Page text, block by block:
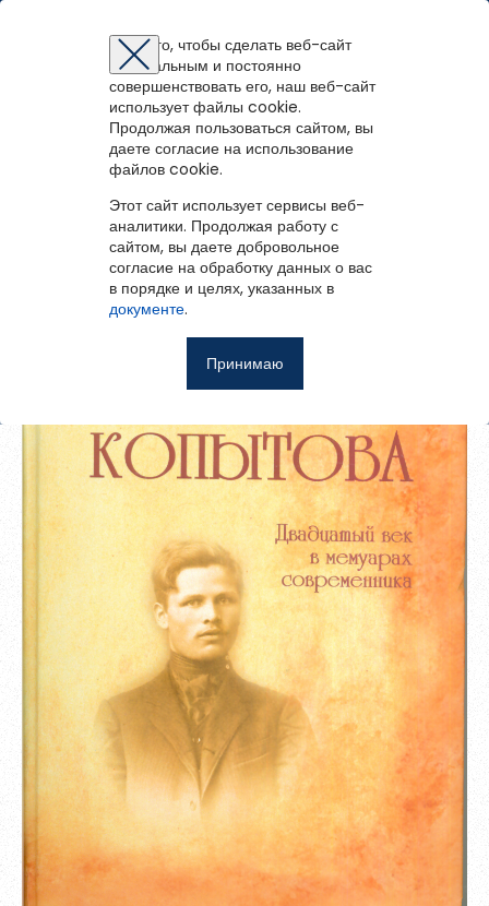
Вернуться назад
Воспоминания Ивана Андреевича
Копытова
Для того, чтобы сделать веб-сайт
оптимальным и постоянно
совершенствовать его, наш веб-сайт
использует файлы cookie.
Продолжая пользоваться сайтом, вы
даете согласие на использование
файлов cookie.
Этот сайт использует сервисы веб-
аналитики. Продолжая работу с
сайтом, вы даете добровольное
согласие на обработку данных о вас
в порядке и целях, указанных в
документе.
Принимаю
Перейти на портал
Ещё
Фотоальбом
Библиотеки Верхнетоемской библиотечной системы
Документы
Противодействие коррупции
Любительские объединения
Пушкинская карта
Электронные коллекции
Авторизация
Для того чтобы получить доступ к полнотекстовым документам и
записям вебинаров необходимо авторизоваться.
Если у вас еще нет учетной записи,зарегистрируйтесь.
Запомнить меня
Восстановить пароль
Зарегистрироваться
Восстановление пароля
Восстановить пароль
Введите эл.почту, привязанную к профилю на портале. На
неё мы отправим ссылку для восстановления пароля.
Регистрация на портале
Зарегистрированные пользователи имеют доступ к
методическим рекомендациям, сценариям мероприятий,
библиографическим и другим полнотекстовым документам, а
также к записям вебинаров.
Пароль должен быть минимум 6 символов и содержать хотя
бы одну строчную букву, одну прописную букву, одну цифру
и один специальный символ.
Ошибка регистрации.Перезагрузите
снова
Вы успешно зарегистрированы!
зарегистрироваться